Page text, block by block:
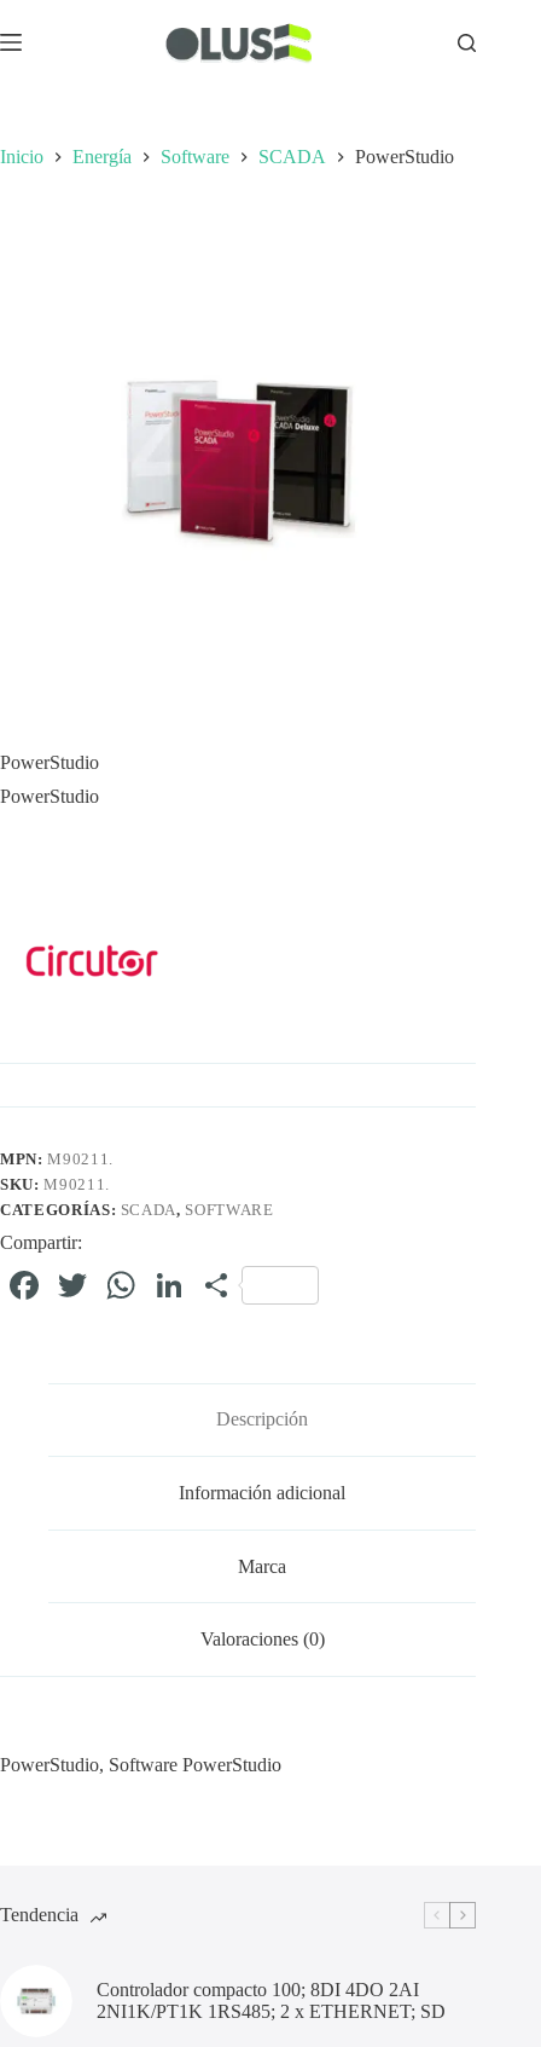
Inicio Energía Software SCADA PowerStudio
PowerStudio
PowerStudio
MPN:M90211.
SKU:M90211.
CATEGORÍAS: SCADA, SOFTWARE
Compartir:
Fa T
W
Li
In
C
pa
rti
r
Descripción
Información adicional
Marca
Valoraciones (0)
PowerStudio, Software PowerStudio
Tendencia
Controlador compacto 100; 8DI 4DO 2AI
2NI1K/PT1K 1RS485; 2 x ETHERNET; SD